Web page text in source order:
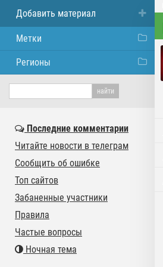
Добавить материал
Метки
Регионы
Последние комментарии
Читайте новости в телеграм
Сообщить об ошибке
Топ сайтов
Забаненные участники
Правила
Частые вопросы
Ночная тема